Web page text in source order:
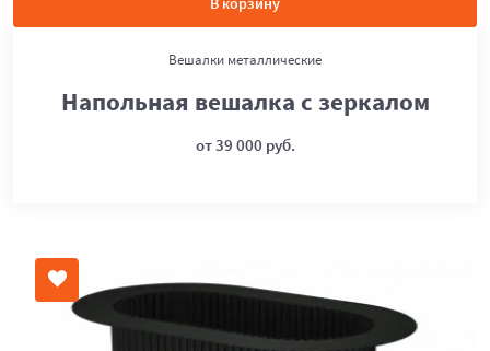
Вешалки металлические
Напольная вешалка с зеркалом
от 39 000 руб.